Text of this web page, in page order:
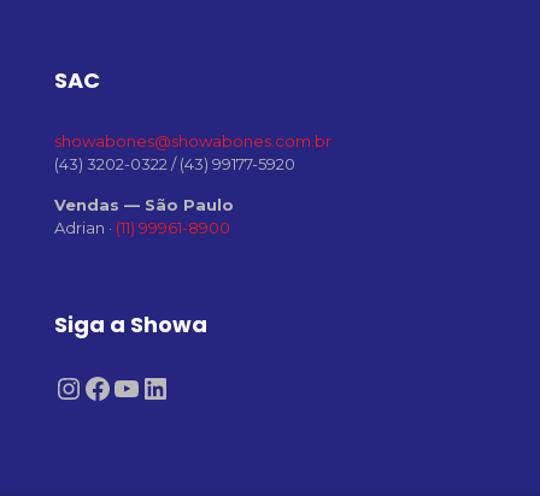
SAC
showabones@showabones.com.br
(43) 3202-0322 /(43) 99177-5920
Vendas — São Paulo
Adrian · (11) 99961-8900
Siga a Showa
Instagram
Facebook
Youtube
LinkedIn